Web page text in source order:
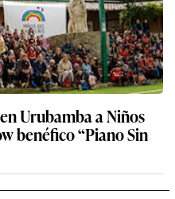
Urubamba a Niños
benéfico “Piano Sin